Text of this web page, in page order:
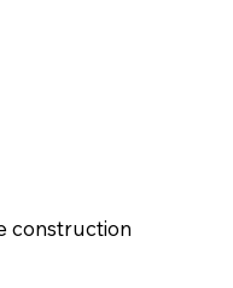
construction